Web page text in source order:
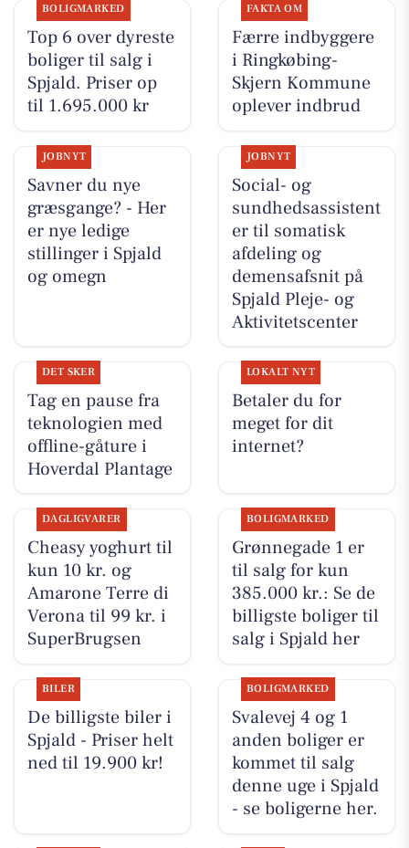
BOLIGMARKED
Top 6 over dyreste
boliger til salg i
Spjald. Priser op
til 1.695.000 kr
FAKTA OM
Færre indbyggere
i Ringkøbing-
Skjern Kommune
oplever indbrud
JOBNYT
Savner du nye
græsgange? - Her
er nye ledige
stillinger i Spjald
og omegn
JOBNYT
Social- og
sundhedsassistent
er til somatisk
afdeling og
demensafsnit på
Spjald Pleje- og
Aktivitetscenter
DET SKER
Tag en pause fra
teknologien med
offline-gåture i
Hoverdal Plantage
LOKALT NYT
Betaler du for
meget for dit
internet?
DAGLIGVARER
Cheasy yoghurt til
kun 10 kr. og
Amarone Terre di
Verona til 99 kr. i
SuperBrugsen
BOLIGMARKED
Grønnegade 1 er
til salg for kun
385.000 kr.: Se de
billigste boliger til
salg i Spjald her
BILER
De billigste biler i
Spjald - Priser helt
ned til 19.900 kr!
BOLIGMARKED
Svalevej 4 og 1
anden boliger er
kommet til salg
denne uge i Spjald
- se boligerne her.